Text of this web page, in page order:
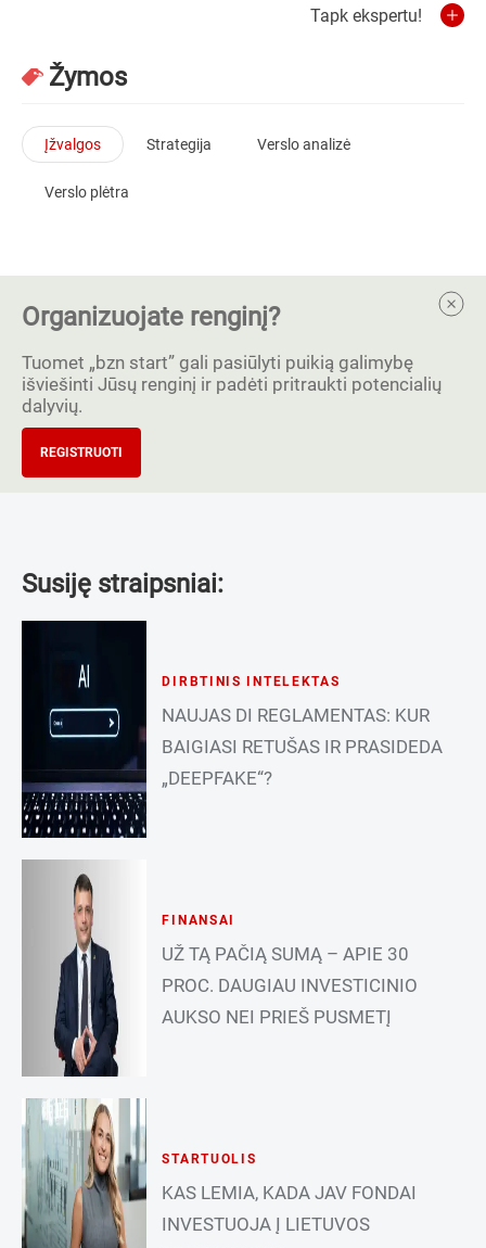
Tapk ekspertu!
Žymos
Įžvalgos Strategija Verslo analizė
Verslo plėtra
Organizuojate renginį?
Tuomet „bzn start” gali pasiūlyti puikią galimybę
išviešinti Jūsų renginį ir padėti pritraukti potencialių
dalyvių.
REGISTRUOTI
Susiję straipsniai:
DIRBTINIS INTELEKTAS
NAUJAS DI REGLAMENTAS: KUR
BAIGIASI RETUŠAS IR PRASIDEDA
„DEEPFAKE“?
FINANSAI
UŽ TĄ PAČIĄ SUMĄ – APIE 30
PROC. DAUGIAU INVESTICINIO
AUKSO NEI PRIEŠ PUSMETĮ
STARTUOLIS
KAS LEMIA, KADA JAV FONDAI
INVESTUOJA Į LIETUVOS